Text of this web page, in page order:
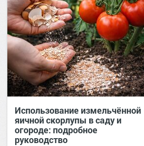
Использование измельчённой
яичной скорлупы в саду и
огороде: подробное
руководство